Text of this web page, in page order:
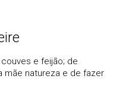
e feijão; de
mãe natureza e de fazer